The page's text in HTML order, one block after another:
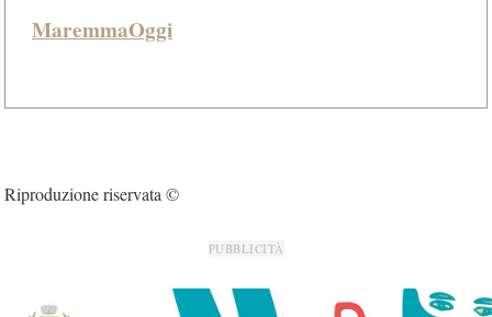
MaremmaOggi
Riproduzione riservata ©
PUBBLICITÀ